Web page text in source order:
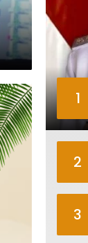
1
2
3